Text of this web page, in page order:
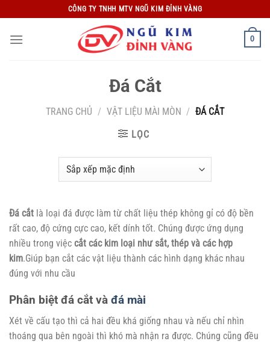
qua
nội
CÔNG TY TNHH MTV NGŨ KIM ĐỈNH VÀNG
0
Đá Cắt
TRANG CHỦ / VẬT LIỆU MÀI MÒN / ĐÁ CẮT
LỌC
Đá cắt là loại đá được làm từ chất liệu thép không gỉ có độ bền
rất cao, độ cứng cực cao, kết dính tốt. Chúng được ứng dụng
nhiều trong việc cắt các kim loại như sắt, thép và các hợp
kim.Giúp bạn cắt các vật liệu thành các hình dạng khác nhau
đúng với nhu cầu
Phân biệt đá cắt và đá mài
Xét về cấu tạo thì cả hai đều khá giống nhau và nếu chỉ nhìn
thoáng qua bên ngoài thì khó mà nhận ra được. Chúng cũng đều